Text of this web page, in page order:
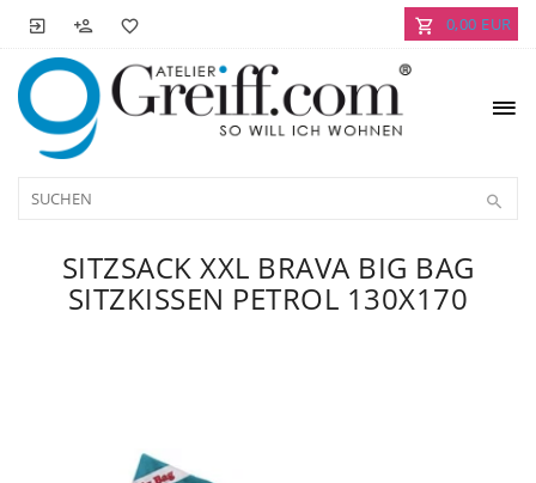
0,00 EUR
SITZSACK XXL BRAVA BIG BAG
SITZKISSEN PETROL 130X170